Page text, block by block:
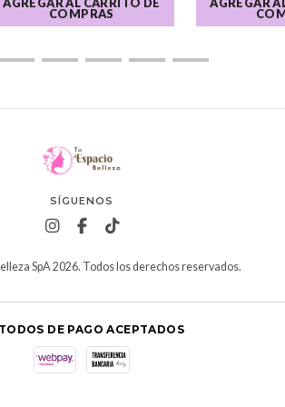
COMPRAS
SÍGUENOS
SpA 2026. Todos los derechos reservados.
DE PAGO ACEPTADOS